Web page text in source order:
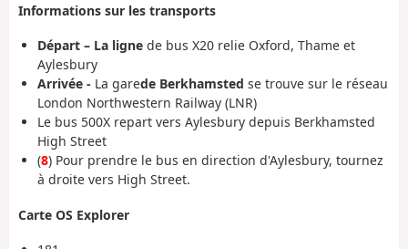
Informations sur les transports
Départ – La ligne de bus X20 relie Oxford, Thame et
Aylesbury
Arrivée - La garede Berkhamsted se trouve sur le réseau
London Northwestern Railway (LNR)
Le bus 500X repart vers Aylesbury depuis Berkhamsted
High Street
(8) Pour prendre le bus en direction d'Aylesbury, tournez
à droite vers High Street.
Carte OS Explorer